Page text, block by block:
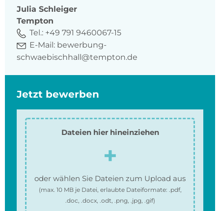
Julia Schleiger
Tempton
Tel.: +49 791 9460067-15
E-Mail: bewerbung-
schwaebischhall@tempton.de
Jetzt bewerben
Dateien hier hineinziehen
oder wählen Sie Dateien zum Upload aus
(max. 10 MBje Datei, erlaubte Dateiformate: .pdf,
.doc, .docx, .odt, .png, .jpg, .gif)